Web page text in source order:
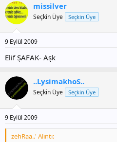
missilver
Seçkin Üye Seçkin Üye
9 Eylül 2009
Elif ŞAFAK- Aşk
..LysimakhoS..
Seçkin Üye Seçkin Üye
9 Eylül 2009
zehRaa..' Alıntı: